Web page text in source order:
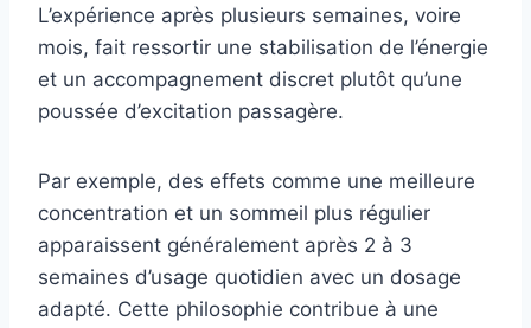
L’expérience après plusieurs semaines, voire
mois, fait ressortir une stabilisation de l’énergie
et un accompagnement discret plutôt qu’une
poussée d’excitation passagère.
Par exemple, des effets comme une meilleure
concentration et un sommeil plus régulier
apparaissent généralement après 2 à 3
semaines d’usage quotidien avec un dosage
adapté. Cette philosophie contribue à une